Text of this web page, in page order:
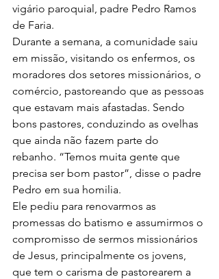
vigário paroquial, padre Pedro Ramos
de Faria.
Durante a semana, a comunidade saiu
em missão, visitando os enfermos, os
moradores dos setores missionários, o
comércio, pastoreando que as pessoas
que estavam mais afastadas. Sendo
bons pastores, conduzindo as ovelhas
que ainda não fazem parte do
rebanho. “Temos muita gente que
precisa ser bom pastor”, disse o padre
Pedro em sua homilia.
Ele pediu para renovarmos as
promessas do batismo e assumirmos o
compromisso de sermos missionários
de Jesus, principalmente os jovens,
que tem o carisma de pastorearem a